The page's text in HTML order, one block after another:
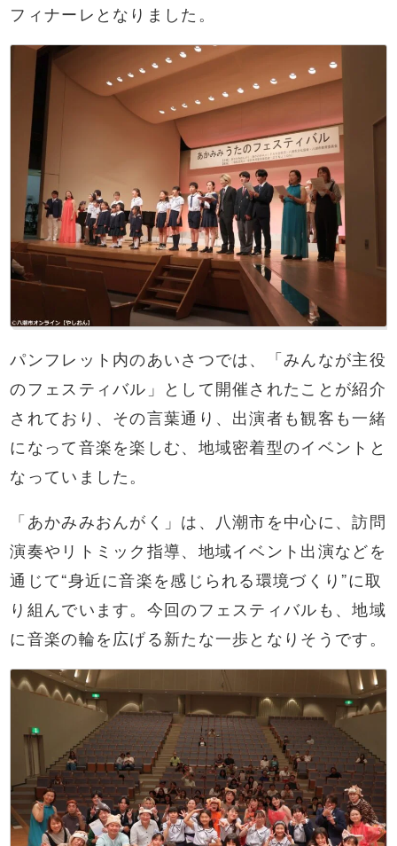
フィナーレとなりました。
パンフレット内のあいさつでは、「みんなが主役
のフェスティバル」として開催されたことが紹介
されており、その言葉通り、出演者も観客も一緒
になって音楽を楽しむ、地域密着型のイベントと
なっていました。
「あかみみおんがく」は、八潮市を中心に、訪問
演奏やリトミック指導、地域イベント出演などを
通じて“身近に音楽を感じられる環境づくり”に取
り組んでいます。今回のフェスティバルも、地域
に音楽の輪を広げる新たな一歩となりそうです。